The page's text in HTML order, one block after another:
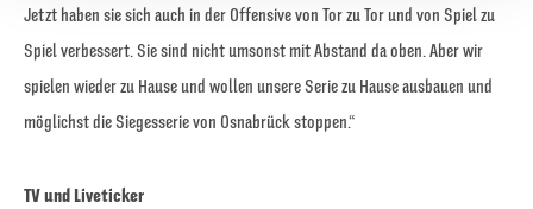
Jetzt haben sie sich auch in der Offensive von Tor zu Tor und von Spiel zu
Spiel verbessert. Sie sind nicht umsonst mit Abstand da oben. Aber wir
spielen wieder zu Hause und wollen unsere Serie zu Hause ausbauen und
möglichst die Siegesserie von Osnabrück stoppen.“
TV und Liveticker